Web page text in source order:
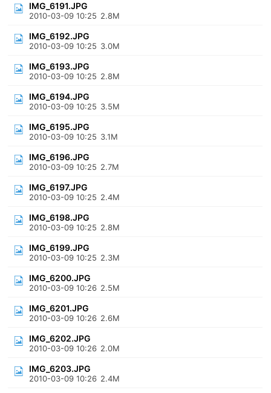
IMG_6191.JPG
2010-03-09 10:25 2.8M
IMG_6192.JPG
2010-03-09 10:25 3.0M
IMG_6193.JPG
2010-03-09 10:25 2.8M
IMG_6194.JPG
2010-03-09 10:25 3.5M
IMG_6195.JPG
2010-03-09 10:25 3.1M
IMG_6196.JPG
2010-03-09 10:25 2.7M
IMG_6197.JPG
2010-03-09 10:25 2.4M
IMG_6198.JPG
2010-03-09 10:25 2.8M
IMG_6199.JPG
2010-03-09 10:25 2.3M
IMG_6200.JPG
2010-03-09 10:26 2.5M
IMG_6201.JPG
2010-03-09 10:26 2.6M
IMG_6202.JPG
2010-03-09 10:26 2.0M
IMG_6203.JPG
2010-03-09 10:26 2.4M